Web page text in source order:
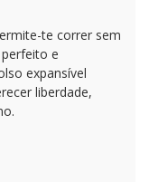
te correr sem
e
expansível
liberdade,